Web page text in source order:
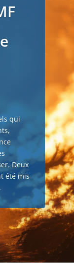
qui
Deux
été mis